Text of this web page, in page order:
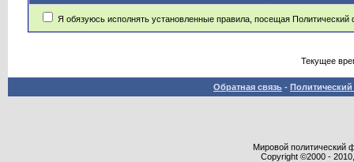
Я обязуюсь исполнять установленные правила, посещая
Текущее
Обратная связь -
Мировой политический
Copyright ©2000 -